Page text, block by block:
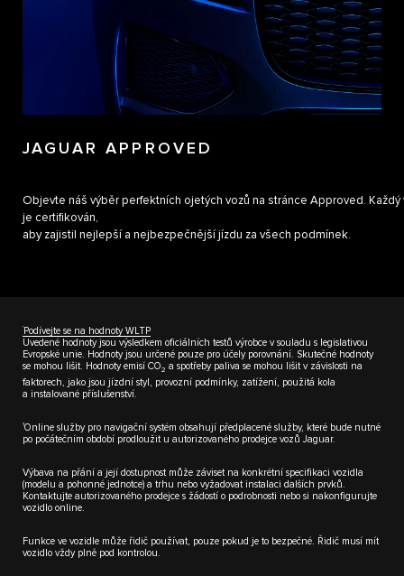
JAGUAR APPROVED
Objevte náš výběr perfektních ojetých vozů na stránce Approved. Každý
je certifikován,
aby zajistil nejlepší a nejbezpečnější jízdu za všech podmínek.
† Podívejte se na hodnoty WLTP
Uvedené hodnoty jsou výsledkem oficiálních testů výrobce v souladu s legislativou
Evropské unie. Hodnoty jsou určené pouze pro účely porovnání. Skutečné hodnoty
se mohou lišit. Hodnoty emisí CO2 a spotřeby paliva se mohou lišit v závislosti na
faktorech, jako jsou jízdní styl, provozní podmínky, zatížení, použitá kola
a instalované příslušenství.
1Online služby pro navigační systém obsahují předplacené služby, které bude nutné
po počátečním období prodloužit u autorizovaného prodejce vozů Jaguar.
Výbava na přání a její dostupnost může záviset na konkrétní specifikaci vozidla
(modelu a pohonné jednotce) a trhu nebo vyžadovat instalaci dalších prvků.
Kontaktujte autorizovaného prodejce s žádostí o podrobnosti nebo si nakonfigurujte
vozidlo online.
Funkce ve vozidle může řidič používat, pouze pokud je to bezpečné. Řidič musí mít
vozidlo vždy plně pod kontrolou.